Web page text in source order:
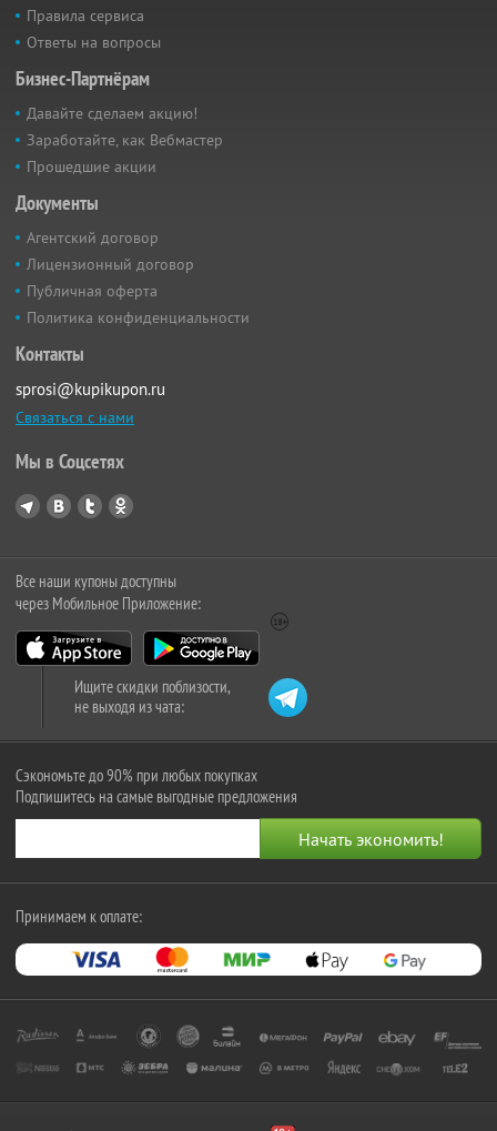
Правила сервиса
Ответы на вопросы
Бизнес-Партнёрам
Давайте сделаем акцию!
Заработайте, как Вебмастер
Прошедшие акции
Документы
Агентский договор
Лицензионный договор
Публичная оферта
Политика конфиденциальности
Контакты
sprosi@kupikupon.ru
Связаться с нами
Мы в Соцсетях
Все наши купоны доступны
через Мобильное Приложение:
Ищите скидки поблизости,
не выходя из чата:
Сэкономьте до 90% при любых покупках
Подпишитесь на самые выгодные предложения
Принимаем к оплате: